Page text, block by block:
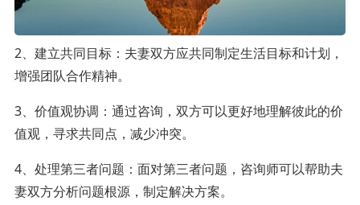
2、建立共同目标：夫妻双方应共同制定生活目标和计划，
增强团队合作精神。
3、价值观协调：通过咨询，双方可以更好地理解彼此的价
值观，寻求共同点，减少冲突。
4、处理第三者问题：面对第三者问题，咨询师可以帮助夫
妻双方分析问题根源，制定解决方案。